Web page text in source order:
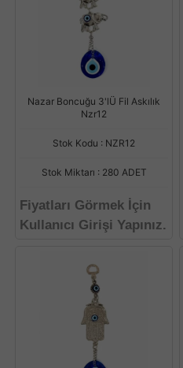
Nazar Boncuğu 3'lÜ Fil Askılık
Nzr12
Stok Kodu : NZR12
Stok Miktarı : 280 ADET
Fiyatları Görmek İçin
Kullanıcı Girişi Yapınız.